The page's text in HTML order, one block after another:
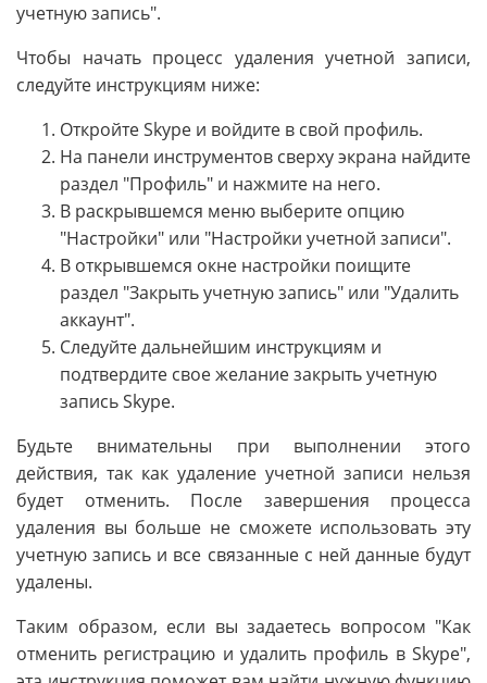
учетную запись".
Чтобы начать процесс удаления учетной записи,
следуйте инструкциям ниже:
Откройте Skype и войдите в свой профиль.
На панели инструментов сверху экрана найдите
раздел "Профиль" и нажмите на него.
В раскрывшемся меню выберите опцию
"Настройки" или "Настройки учетной записи".
В открывшемся окне настройки поищите
раздел "Закрыть учетную запись" или "Удалить
аккаунт".
Следуйте дальнейшим инструкциям и
подтвердите свое желание закрыть учетную
запись Skype.
Будьте внимательны при выполнении этого
действия, так как удаление учетной записи нельзя
будет отменить. После завершения процесса
удаления вы больше не сможете использовать эту
учетную запись и все связанные с ней данные будут
удалены.
Таким образом, если вы задаетесь вопросом "Как
отменить регистрацию и удалить профиль в Skype",